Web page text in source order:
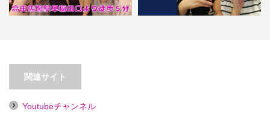
【高田馬場】夢の扉【喫煙目的
店】
関連サイト
Youtubeチャンネル